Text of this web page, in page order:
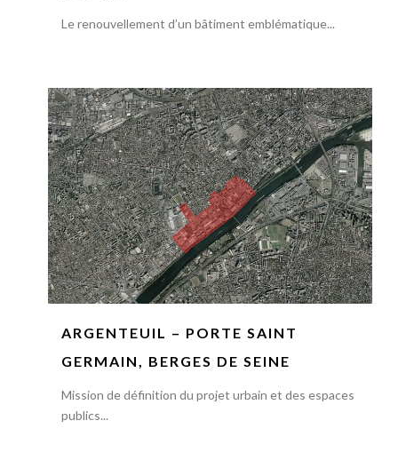
Le renouvellement d’un bâtiment emblématique...
ARGENTEUIL – PORTE SAINT
GERMAIN, BERGES DE SEINE
Mission de définition du projet urbain et des espaces
publics...